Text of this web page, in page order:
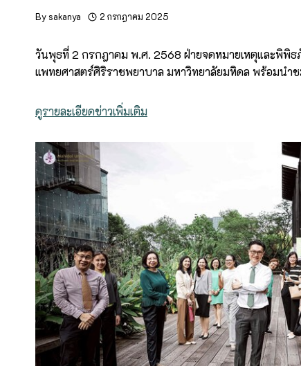
By sakanya 2 กรกฎาคม 2025
วันพุธที่ 2 กรกฎาคม พ.ศ. 2568 ฝ่ายจดหมายเหตุและพิพิ
แพทยศาสตร์ศิริราชพยาบาล มหาวิทยาลัยมหิดล พร้อมนำ
ดูรายละเอียดข่าวเพิ่มเติม